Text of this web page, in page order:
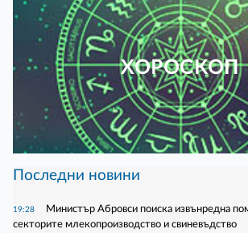
ХОРОСКОП
Последни новини
19:28
Министър Абровси поиска извънредна
секторите млекопроизводство и свиневъдство